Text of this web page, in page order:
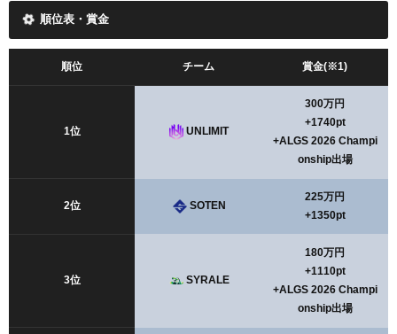
順位表・賞金
順位 チーム 賞金(※1)
1位 UNLIMIT
300万円
+1740pt
+ALGS 2026 Champi
onship出場
2位 SOTEN
225万円
+1350pt
3位 SYRALE
180万円
+1110pt
+ALGS 2026 Champi
onship出場